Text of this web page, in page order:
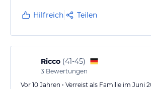
Hilfreich Teilen
Ricco (41-45)
3 Bewertungen
Vor 10 Jahren • Verreist als Familie im Juni